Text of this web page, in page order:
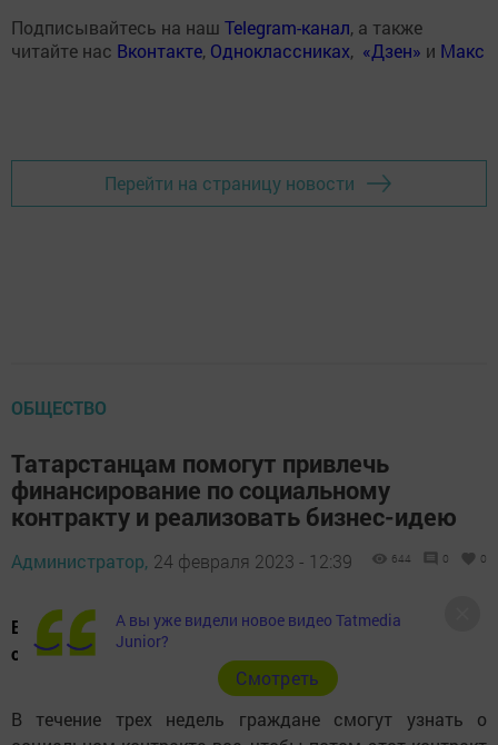
Подписывайтесь на наш Telegram-канал, а также
читайте нас Вконтакте, Одноклассниках, «Дзен» и Макс
Перейти на страницу новости
ОБЩЕСТВО
Татарстанцам помогут привлечь
финансирование по социальному
контракту и реализовать бизнес-идею
Администратор, 24 февраля 2023 - 12:39 644 0 0
В конце февраля для граждан возможно обучение по
социальному контракту, стоит лишь подать заявку.
В течение трех недель граждане смогут узнать о
А вы уже видели новое видео Tatmedia
Junior?
Cмотреть